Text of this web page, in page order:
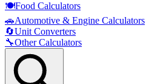
🍽️Food Calculators
🚗Automotive & Engine Calculators
🔄Unit Converters
🔧Other Calculators